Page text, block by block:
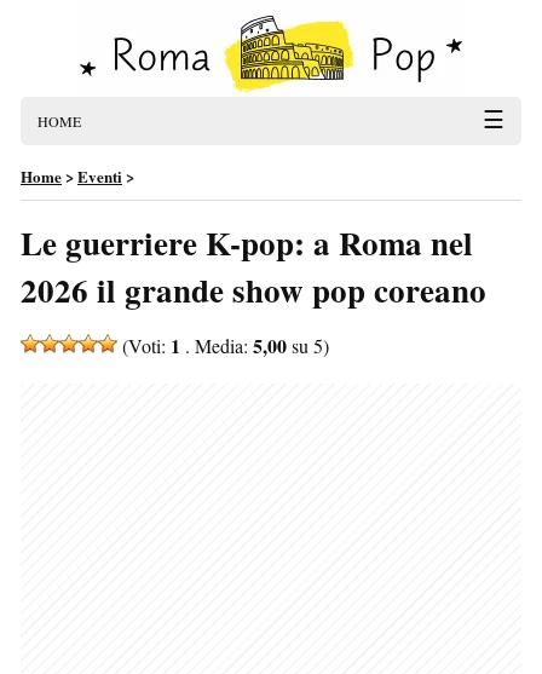
HOME ☰
Home>Eventi>
Le guerriere K-pop: a Roma nel
2026 il grande show pop coreano
(Voti: 1 . Media: 5,00su 5)